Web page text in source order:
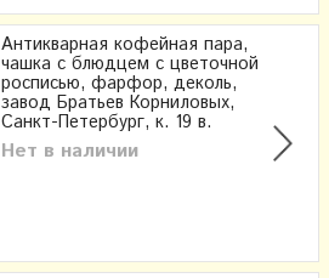
Антикварная кофейная пара,
чашка с блюдцем с цветочной
росписью, фарфор, деколь,
завод Братьев Корниловых,
Санкт-Петербург, к. 19 в.
Нет в наличии